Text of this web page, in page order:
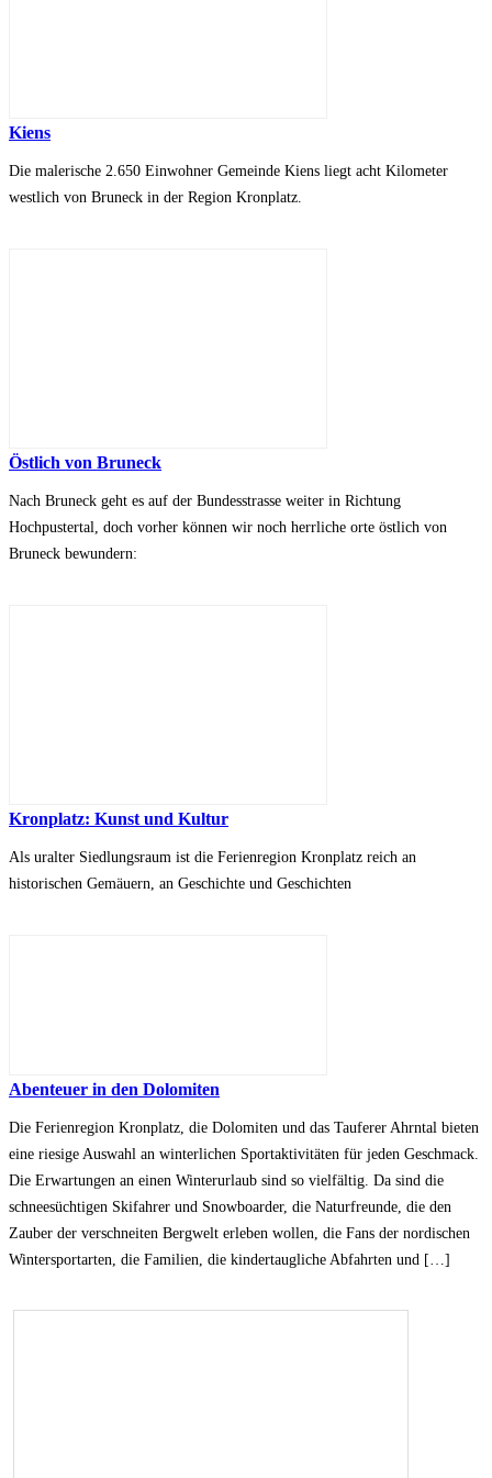
Kiens
Die malerische 2.650 Einwohner Gemeinde Kiens liegt acht Kilometer
westlich von Bruneck in der Region Kronplatz.
Östlich von Bruneck
Nach Bruneck geht es auf der Bundesstrasse weiter in Richtung
Hochpustertal, doch vorher können wir noch herrliche orte östlich von
Bruneck bewundern:
Kronplatz: Kunst und Kultur
Als uralter Siedlungsraum ist die Ferienregion Kronplatz reich an
historischen Gemäuern, an Geschichte und Geschichten
Abenteuer in den Dolomiten
Die Ferienregion Kronplatz, die Dolomiten und das Tauferer Ahrntal bieten
eine riesige Auswahl an winterlichen Sportaktivitäten für jeden Geschmack.
Die Erwartungen an einen Winterurlaub sind so vielfältig. Da sind die
schneesüchtigen Skifahrer und Snowboarder, die Naturfreunde, die den
Zauber der verschneiten Bergwelt erleben wollen, die Fans der nordischen
Wintersportarten, die Familien, die kindertaugliche Abfahrten und […]